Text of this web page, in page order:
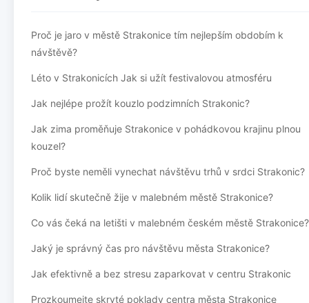
Proč je jaro v městě Strakonice tím nejlepším obdobím k
návštěvě?
Léto v Strakonicích Jak si užít festivalovou atmosféru
Jak nejlépe prožít kouzlo podzimních Strakonic?
Jak zima proměňuje Strakonice v pohádkovou krajinu plnou
kouzel?
Proč byste neměli vynechat návštěvu trhů v srdci Strakonic?
Kolik lidí skutečně žije v malebném městě Strakonice?
Co vás čeká na letišti v malebném českém městě Strakonice?
Jaký je správný čas pro návštěvu města Strakonice?
Jak efektivně a bez stresu zaparkovat v centru Strakonic
Prozkoumejte skryté poklady centra města Strakonice